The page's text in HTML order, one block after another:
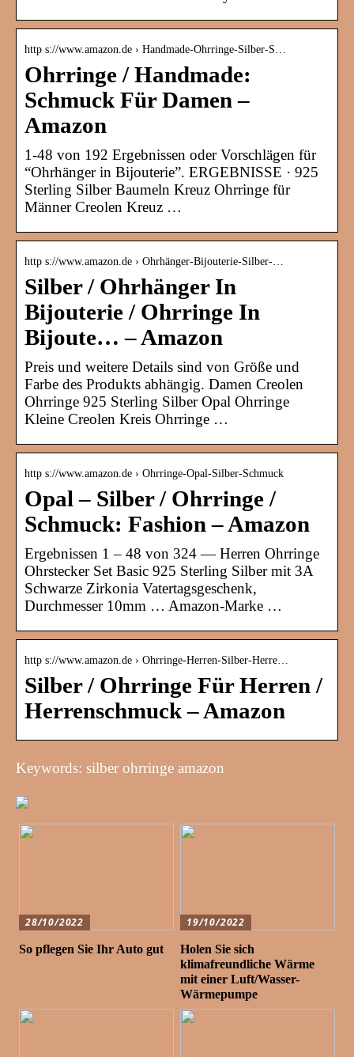
http s://www.amazon.de › Handmade-Ohrringe-Silber-S…
Ohrringe / Handmade:
Schmuck Für Damen –
Amazon
1-48 von 192 Ergebnissen oder Vorschlägen für
“Ohrhänger in Bijouterie”. ERGEBNISSE · 925
Sterling Silber Baumeln Kreuz Ohrringe für
Männer Creolen Kreuz …
http s://www.amazon.de › Ohrhänger-Bijouterie-Silber-…
Silber / Ohrhänger In
Bijouterie / Ohrringe In
Bijoute… – Amazon
Preis und weitere Details sind von Größe und
Farbe des Produkts abhängig. Damen Creolen
Ohrringe 925 Sterling Silber Opal Ohrringe
Kleine Creolen Kreis Ohrringe …
http s://www.amazon.de › Ohrringe-Opal-Silber-Schmuck
Opal – Silber / Ohrringe /
Schmuck: Fashion – Amazon
Ergebnissen 1 – 48 von 324 — Herren Ohrringe
Ohrstecker Set Basic 925 Sterling Silber mit 3A
Schwarze Zirkonia Vatertagsgeschenk,
Durchmesser 10mm … Amazon-Marke …
http s://www.amazon.de › Ohrringe-Herren-Silber-Herre…
Silber / Ohrringe Für Herren /
Herrenschmuck – Amazon
Keywords: silber ohrringe amazon
28/10/2022
So pflegen Sie Ihr Auto gut
19/10/2022
Holen Sie sich
klimafreundliche Wärme
mit einer Luft/Wasser-
Wärmepumpe